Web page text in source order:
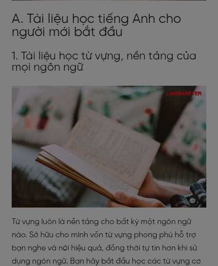
A. Tài liệu học tiếng Anh cho
người mới bắt đầu
1. Tài liệu học từ vựng, nền tảng của
mọi ngôn ngữ
Từ vựng luôn là nền tảng cho bất kỳ một ngôn ngữ
nào. Sở hữu cho mình vốn từ vựng phong phú hỗ trợ
bạn nghe và nói hiệu quả, đồng thời tự tin hơn khi sử
dụng ngôn ngữ. Bạn hãy bắt đầu học các từ vựng cơ